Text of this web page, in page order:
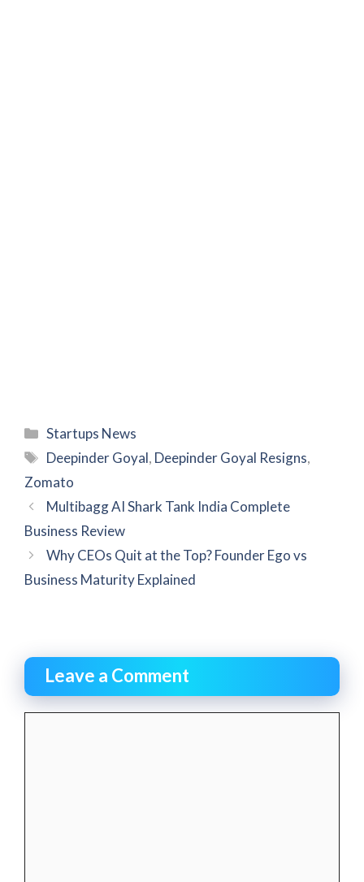
Categories
Startups News
Tags
Deepinder Goyal, Deepinder Goyal Resigns,
Zomato
Multibagg AI Shark Tank India Complete
Business Review
Why CEOs Quit at the Top? Founder Ego vs
Business Maturity Explained
Leave a Comment